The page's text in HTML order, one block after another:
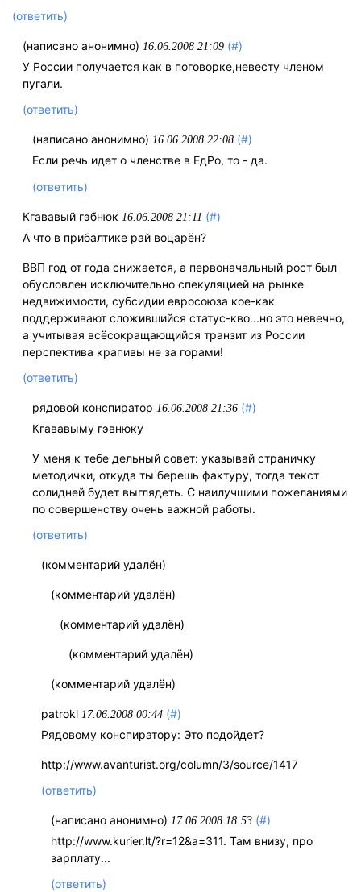
(ответить)
(написано анонимно) 16.06.2008 21:09 (#)
У России получается как в поговорке,невесту членом
пугали.
(ответить)
(написано анонимно) 16.06.2008 22:08 (#)
Если речь идет о членстве в ЕдРо, то - да.
(ответить)
Кгававый гэбнюк 16.06.2008 21:11 (#)
А что в прибалтике рай воцарён?
ВВП год от года снижается, а первоначальный рост был
обусловлен исключительно спекуляцией на рынке
недвижимости, субсидии евросоюза кое-как
поддерживают сложившийся статус-кво...но это невечно,
а учитывая всёсокращающийся транзит из России
перспектива крапивы не за горами!
(ответить)
рядовой конспиратор 16.06.2008 21:36 (#)
Кгававыму гэвнюку
У меня к тебе дельный совет: указывай страничку
методички, откуда ты берешь фактуру, тогда текст
солидней будет выглядеть. С наилучшими пожеланиями
по совершенству очень важной работы.
(ответить)
(комментарий удалён)
(комментарий удалён)
(комментарий удалён)
(комментарий удалён)
(комментарий удалён)
patrokl 17.06.2008 00:44 (#)
Рядовому конспиратору: Это подойдет?
http://www.avanturist.org/column/3/source/1417
(ответить)
(написано анонимно) 17.06.2008 18:53 (#)
http://www.kurier.lt/?r=12&a=311. Там внизу, про
зарплату...
(ответить)